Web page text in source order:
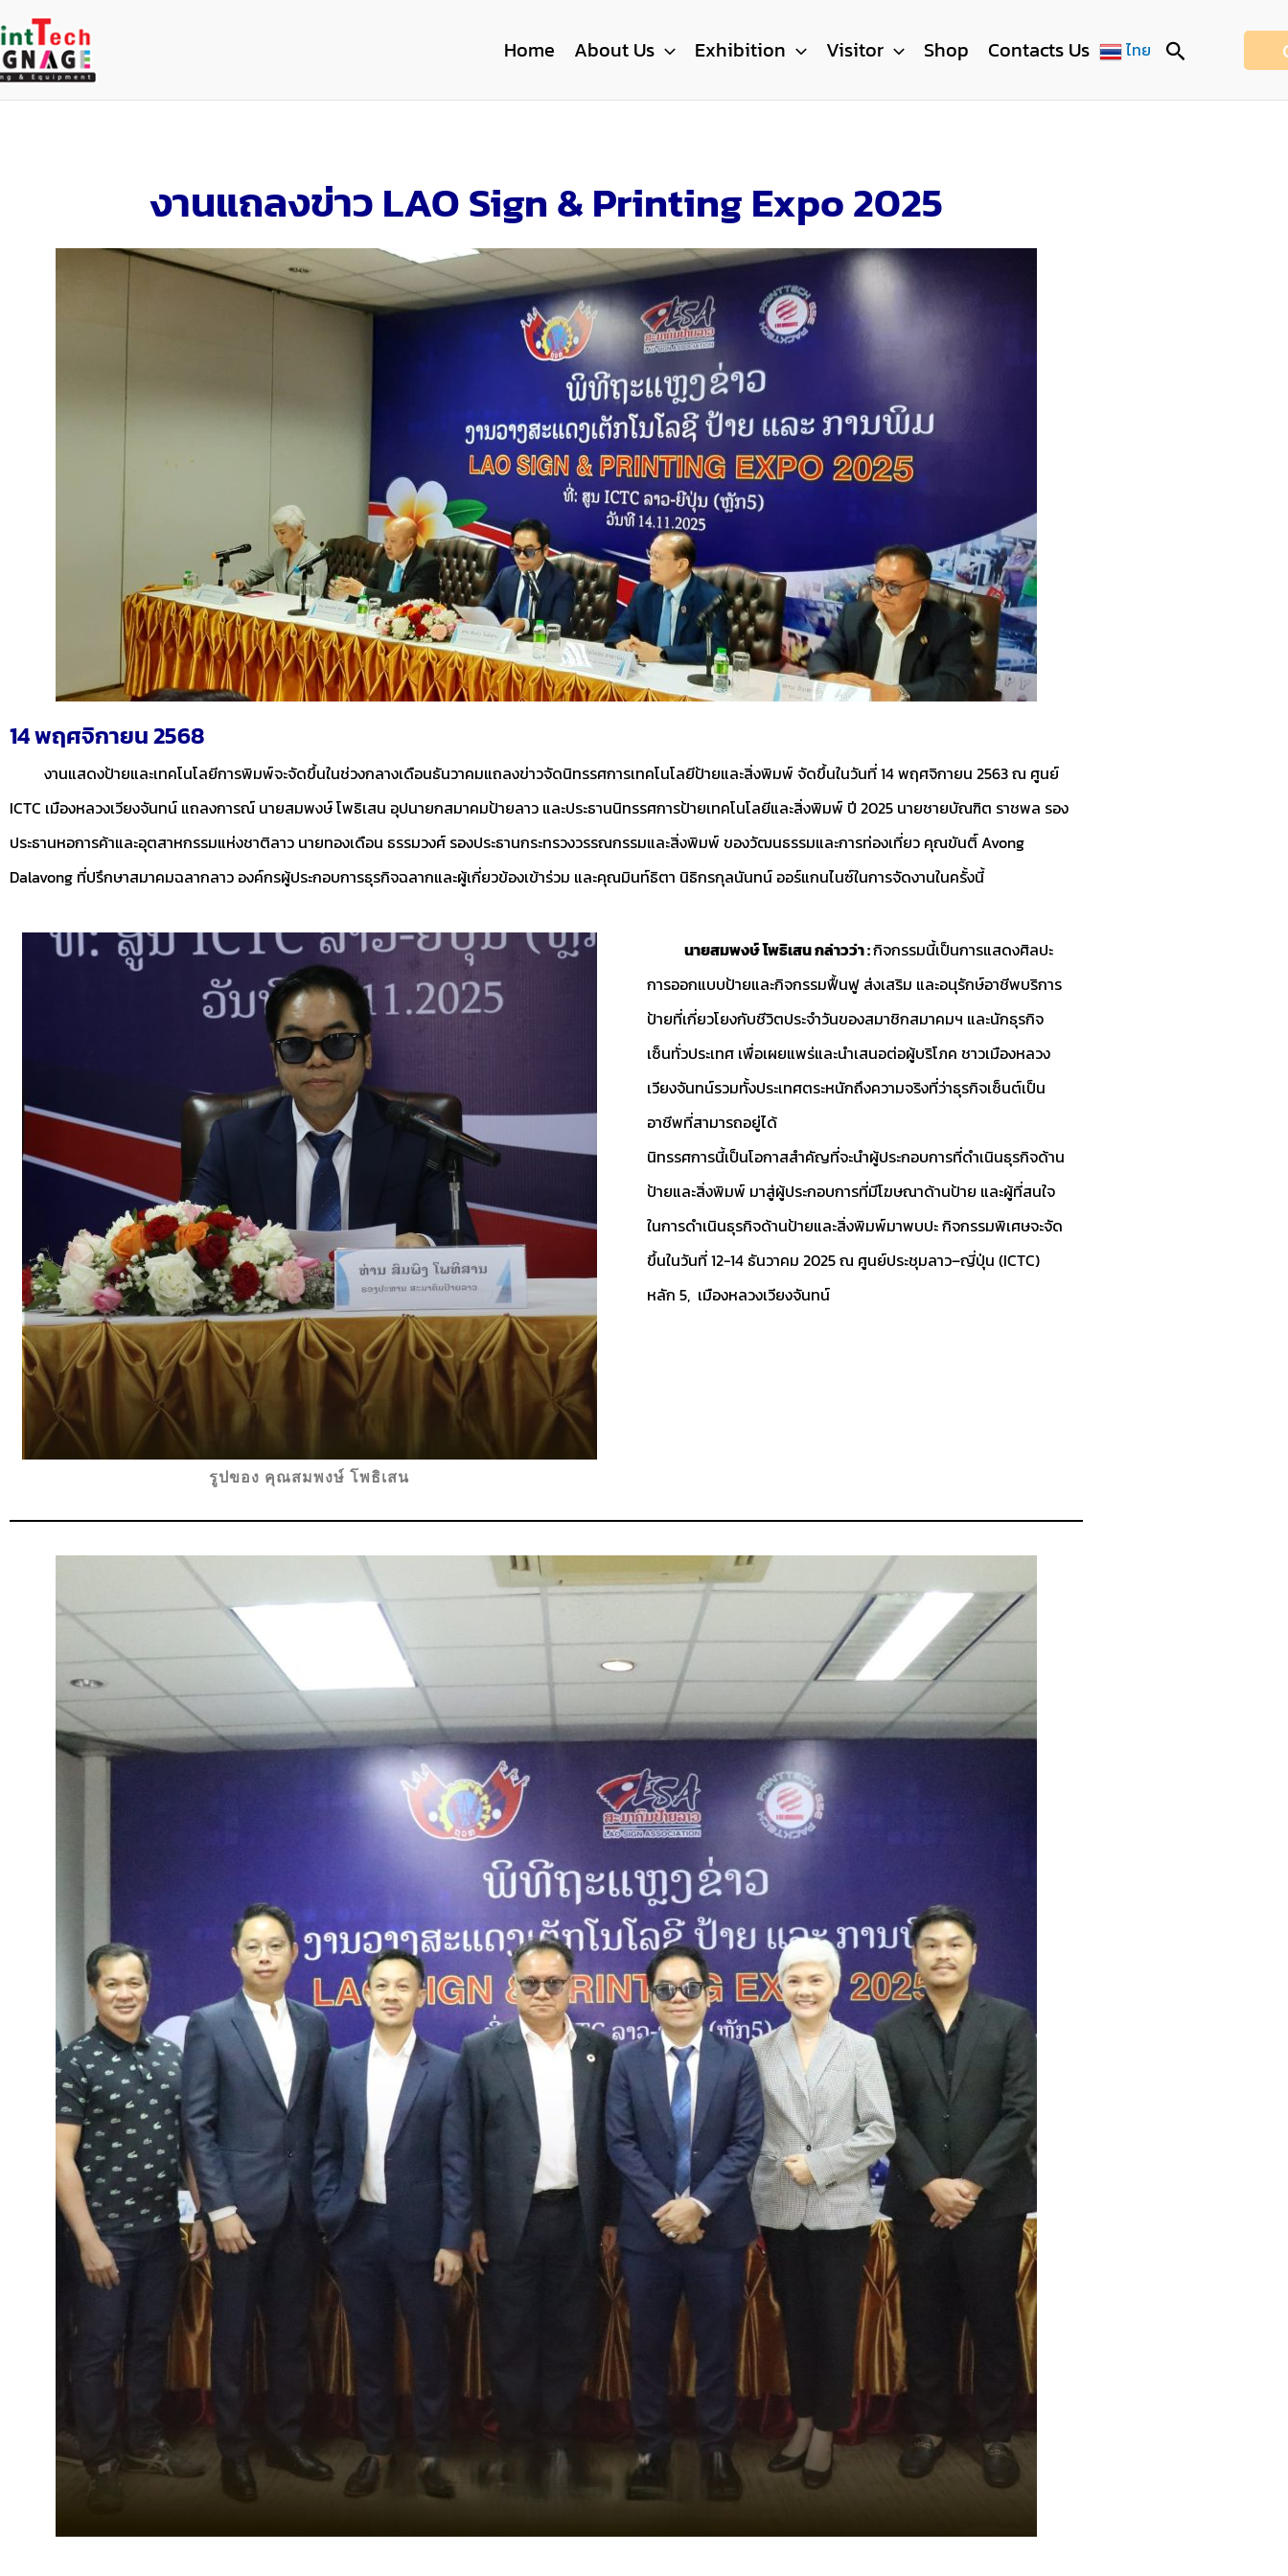
to
content
Home About Us Exhibition Visitor Shop Contacts Us ไทย Search
งานแถลงข่าว LAO Sign & Printing Expo 2025
14 พฤศจิกายน 2568
งานแสดงป้ายและเทคโนโลยีการพิมพ์จะจัดขึ้นในช่วงกลางเดือนธันวาคมแถลงข่าวจัดนิทรรศการเทคโนโลยีป้ายและสิ่งพิมพ์ จัดขึ้นในวันที่ 14 พฤศจิกายน 2563 ณ ศูนย์
ICTC เมืองหลวงเวียงจันทน์ แถลงการณ์ นายสมพงษ์ โพธิเสน อุปนายกสมาคมป้ายลาว และประธานนิทรรศการป้ายเทคโนโลยีและสิ่งพิมพ์ ปี 2025 นายชายบัณฑิต ราชพล รอง
ประธานหอการค้าและอุตสาหกรรมแห่งชาติลาว นายทองเดือน ธรรมวงศ์ รองประธานกระทรวงวรรณกรรมและสิ่งพิมพ์ ของวัฒนธรรมและการท่องเที่ยว คุณขันติ์ Avong
Dalavong ที่ปรึกษาสมาคมฉลากลาว องค์กรผู้ประกอบการธุรกิจฉลากและผู้เกี่ยวข้องเข้าร่วม และคุณมินท์ธิตา นิธิกรกุลนันทน์ ออร์แกนไนซ์ในการจัดงานในครั้งนี้
รูปของ คุณสมพงษ์ โพธิเสน
นายสมพงษ์ โพธิเสน กล่าวว่า :กิจกรรมนี้เป็นการแสดงศิลปะ
การออกแบบป้ายและกิจกรรมฟื้นฟู ส่งเสริม และอนุรักษ์อาชีพบริการ
ป้ายที่เกี่ยวโยงกับชีวิตประจําวันของสมาชิกสมาคมฯ และนักธุรกิจ
เซ็นทั่วประเทศ เพื่อเผยแพร่และนําเสนอต่อผู้บริโภค ชาวเมืองหลวง
เวียงจันทน์รวมทั้งประเทศตระหนักถึงความจริงที่ว่าธุรกิจเซ็นต์เป็น
อาชีพที่สามารถอยู่ได้
นิทรรศการนี้เป็นโอกาสสําคัญที่จะนําผู้ประกอบการที่ดําเนินธุรกิจด้าน
ป้ายและสิ่งพิมพ์ มาสู่ผู้ประกอบการที่มีโฆษณาด้านป้าย และผู้ที่สนใจ
ในการดําเนินธุรกิจด้านป้ายและสิ่งพิมพ์มาพบปะ กิจกรรมพิเศษจะจัด
ขึ้นในวันที่ 12-14 ธันวาคม 2025 ณ ศูนย์ประชุมลาว–ญี่ปุ่น (ICTC)
หลัก 5, เมืองหลวงเวียงจันทน์